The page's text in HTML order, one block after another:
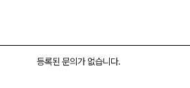
등록된 문의가 없습니다.